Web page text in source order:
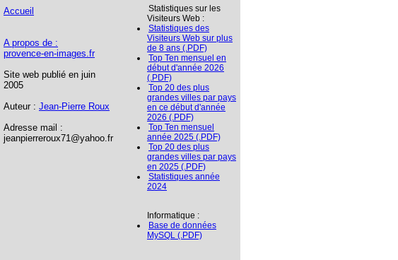
Accueil
A propos de :
provence-en-images.fr
Site web publié en juin
2005
Auteur : Jean-Pierre Roux
Adresse mail :
jeanpierreroux71@yahoo.fr
Statistiques sur les
Visiteurs Web :
Statistiques des
Visiteurs Web sur plus
de 8 ans (.PDF)
Top Ten mensuel en
début d'année 2026
(.PDF)
Top 20 des plus
grandes villes par pays
en ce début d'année
2026 (.PDF)
Top Ten mensuel
année 2025 (.PDF)
Top 20 des plus
grandes villes par pays
en 2025 (.PDF)
Statistiques année
2024
Informatique :
Base de données
MySQL (.PDF)